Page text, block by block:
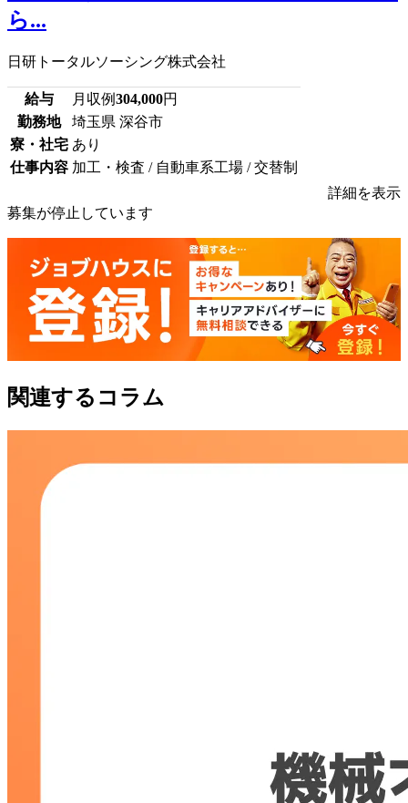
ら...
日研トータルソーシング株式会社
給与 月収例304,000円
勤務地
埼玉県 深谷市
寮・社宅 あり
仕事内容 加工・検査 / 自動車系工場 / 交替制
詳細を表示
募集が停止しています
関連するコラム